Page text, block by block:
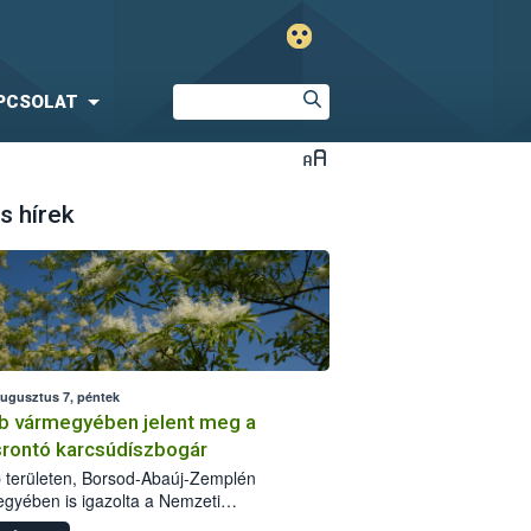
hírek
7, péntek
vármegyében jelent meg a
karcsúdíszbogár
területen, Borsod-Abaúj-Zemplén
is igazolta a Nemzeti
biztonsági Hivatal (Nébih) a